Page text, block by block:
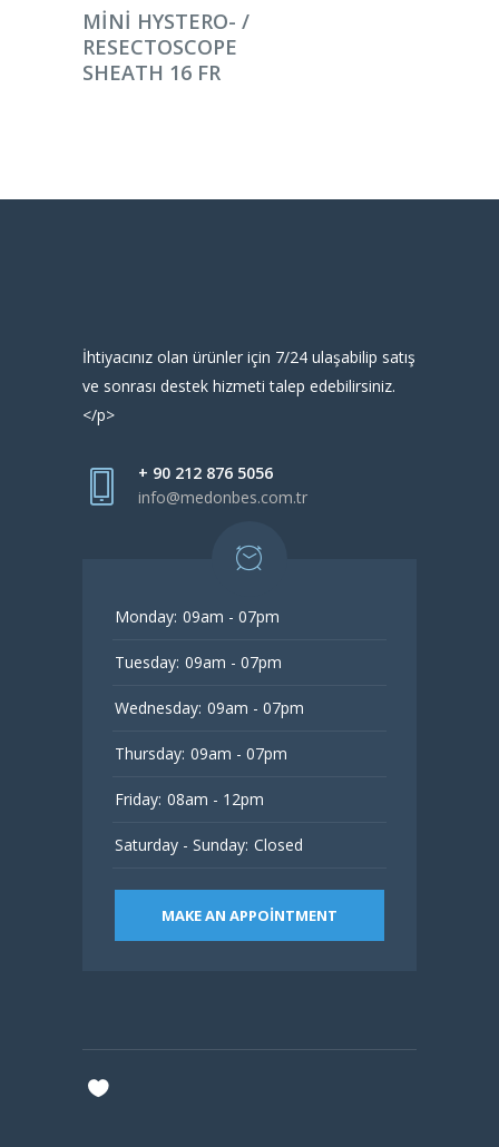
DEVAMINI OKU
MINI HYSTERO- /
RESECTOSCOPE
SHEATH 16 FR
İhtiyacınız olan ürünler için 7/24 ulaşabilip satış
ve sonrası destek hizmeti talep edebilirsiniz.
</p>
+ 90 212 876 5056
info@medonbes.com.tr
Monday: 09am - 07pm
Tuesday: 09am - 07pm
Wednesday: 09am - 07pm
Thursday: 09am - 07pm
Friday: 08am - 12pm
Saturday - Sunday: Closed
MAKE AN APPOINTMENT